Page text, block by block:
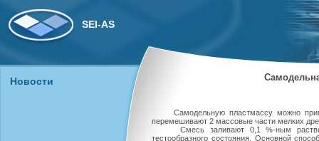
SEI-AS
Новости
Самодельную пластмассу можно
перемешивают 2 массовые части мелких
Смесь заливают 0,1 %-ным
тестообразного состояния. Основной